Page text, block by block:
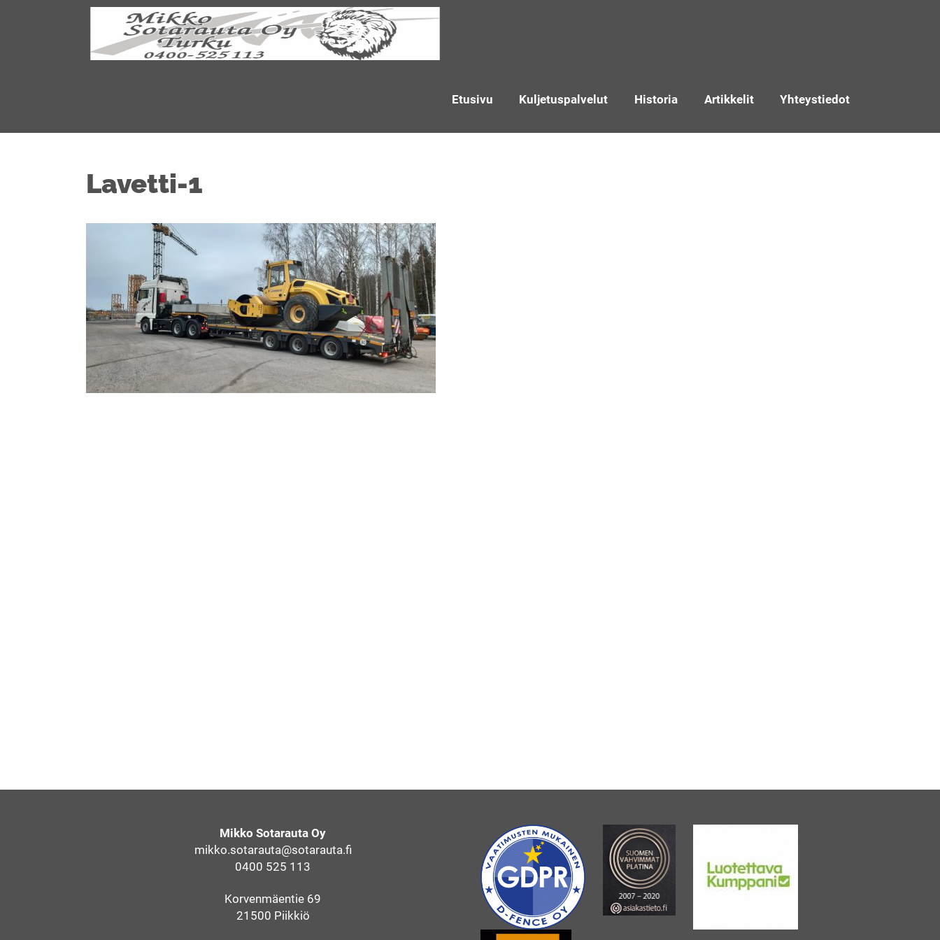
Etusivu Kuljetuspalvelut Historia Artikkelit Yhteystiedot
Lavetti-1
Mikko Sotarauta Oy
mikko.sotarauta@sotarauta.fi
0400 525 113
Korvenmäentie 69
21500 Piikkiö